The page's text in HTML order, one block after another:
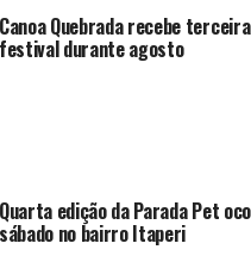
Canoa Quebrada recebe
festival durante agosto
Quarta edição da Parada Pet
sábado no bairro Itaperi